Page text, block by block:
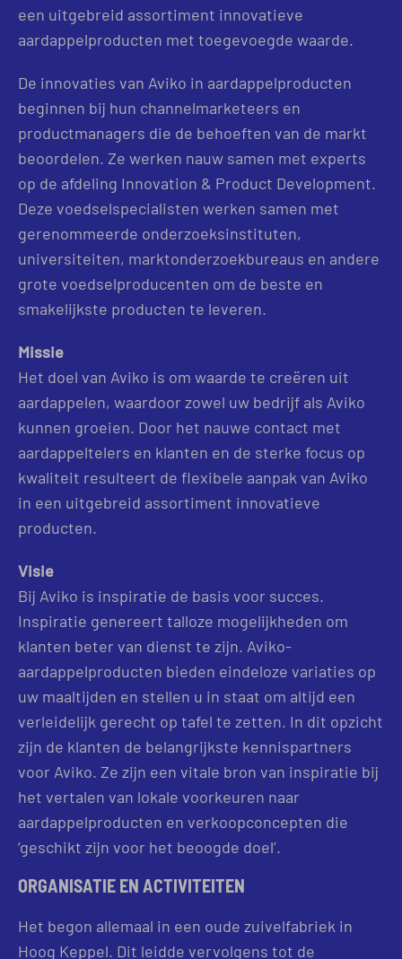
een uitgebreid assortiment innovatieve
aardappelproducten met toegevoegde waarde.
De innovaties van Aviko in aardappelproducten
beginnen bij hun channelmarketeers en
productmanagers die de behoeften van de markt
beoordelen. Ze werken nauw samen met experts
op de afdeling Innovation & Product Development.
Deze voedselspecialisten werken samen met
gerenommeerde onderzoeksinstituten,
universiteiten, marktonderzoekbureaus en andere
grote voedselproducenten om de beste en
smakelijkste producten te leveren.
Missie
Het doel van Aviko is om waarde te creëren uit
aardappelen, waardoor zowel uw bedrijf als Aviko
kunnen groeien. Door het nauwe contact met
aardappeltelers en klanten en de sterke focus op
kwaliteit resulteert de flexibele aanpak van Aviko
in een uitgebreid assortiment innovatieve
producten.
Visie
Bij Aviko is inspiratie de basis voor succes.
Inspiratie genereert talloze mogelijkheden om
klanten beter van dienst te zijn. Aviko-
aardappelproducten bieden eindeloze variaties op
uw maaltijden en stellen u in staat om altijd een
verleidelijk gerecht op tafel te zetten. In dit opzicht
zijn de klanten de belangrijkste kennispartners
voor Aviko. Ze zijn een vitale bron van inspiratie bij
het vertalen van lokale voorkeuren naar
aardappelproducten en verkoopconcepten die
‘geschikt zijn voor het beoogde doel’.
ORGANISATIE EN ACTIVITEITEN
Het begon allemaal in een oude zuivelfabriek in
Hoog Keppel. Dit leidde vervolgens tot de